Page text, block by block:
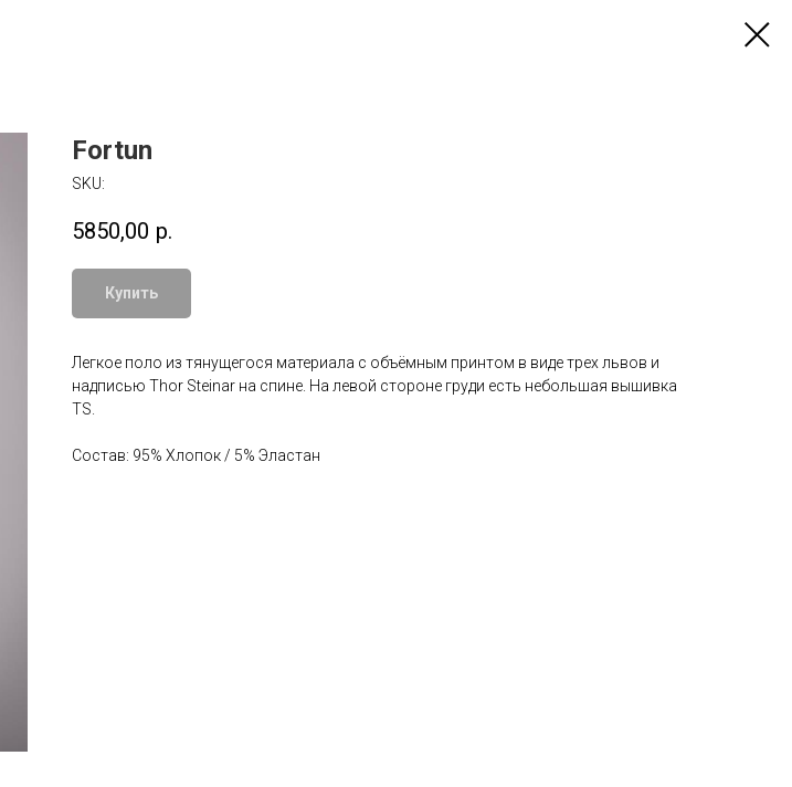
Fortun
SKU:
5850,00 р.
Купить
Легкое поло из тянущегося материала с объёмным принтом в виде трех львов и
надписью Thor Steinar на спине. На левой стороне груди есть небольшая вышивка
TS.
Состав: 95% Хлопок / 5% Эластан